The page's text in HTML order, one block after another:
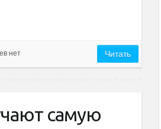
нет Читать
самую